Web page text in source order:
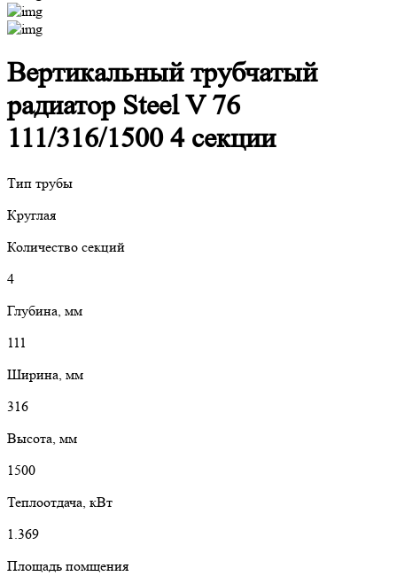
Вертикальный трубчатый
радиатор Steel V 76
111/316/1500 4 секции
Тип трубы
Круглая
Количество секций
4
Глубина, мм
111
Ширина, мм
316
Высота, мм
1500
Теплоотдача, кВт
1.369
Площадь помщения